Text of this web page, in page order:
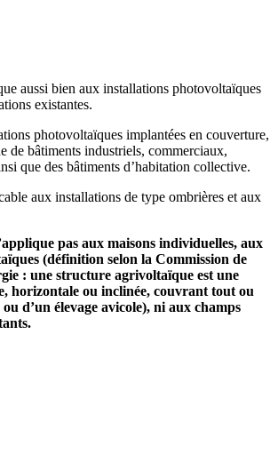
aussi bien aux installations photovoltaïques
existantes.
photovoltaïques implantées en couverture,
de bâtiments industriels, commerciaux,
que des bâtiments d’habitation collective.
aux installations de type ombrières et aux
pas aux maisons individuelles, aux
(définition selon la Commission de
: une structure agrivoltaïque est une
horizontale ou inclinée, couvrant tout ou
d’un élevage avicole), ni aux champs